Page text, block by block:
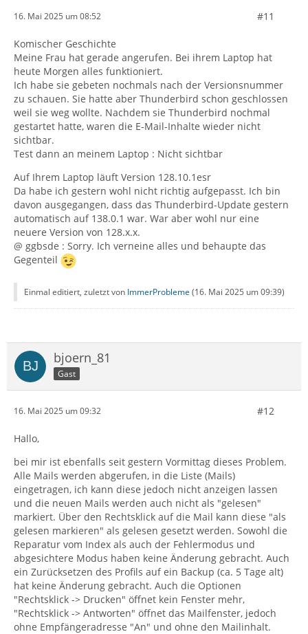
16. Mai 2025 um 08:52 #11
Komischer Geschichte
Meine Frau hat gerade angerufen. Bei ihrem Laptop hat
heute Morgen alles funktioniert.
Ich habe sie gebeten nochmals nach der Versionsnummer
zu schauen. Sie hatte aber Thunderbird schon geschlossen
weil sie weg wollte. Nachdem sie Thunderbird nochmal
gestartet hatte, waren die E-Mail-Inhalte wieder nicht
sichtbar.
Test dann an meinem Laptop : Nicht sichtbar
Auf Ihrem Laptop läuft Version 128.10.1esr
Da habe ich gestern wohl nicht richtig aufgepasst. Ich bin
davon ausgegangen, dass das Thunderbird-Update gestern
automatisch auf 138.0.1 war. War aber wohl nur eine
neuere Version von 128.x.x.
@ ggbsde : Sorry. Ich verneine alles und behaupte das
Gegenteil
Einmal editiert, zuletzt von ImmerProbleme (16. Mai 2025 um 09:39)
bjoern_81
Gast
16. Mai 2025 um 09:32 #12
Hallo,
bei mir ist ebenfalls seit gestern Vormittag dieses Problem.
Alle Mails werden abgerufen, in die Liste (Mails)
eingetragen, ich kann diese jedoch nicht anzeigen lassen
und die neuen Mails werden auch nicht als "gelesen"
markiert. Über den Rechtsklick auf die Mail kann diese "als
gelesen markieren" als gelesen gesetzt werden. Sowohl die
Reparatur vom Index als auch der Fehlermodus und
abgesichtere Modus haben keine Änderung gebracht. Auch
ein Zurücksetzen des Profils auf ein Backup (ca. 5 Tage alt)
hat keine Änderung gebracht. Auch die Optionen
"Rechtsklick -> Drucken" öffnet kein Fenster mehr,
"Rechtsklick -> Antworten" öffnet das Mailfenster, jedoch
ohne Empfängeradresse "An" und ohne den Mailinhalt.